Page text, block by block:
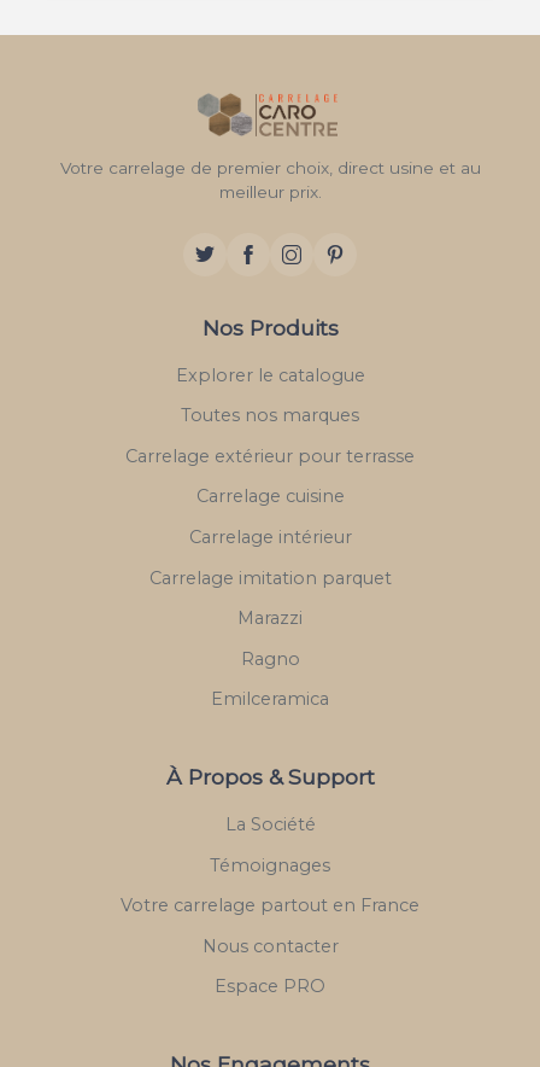
Votre carrelage de premier choix, direct usine et au
meilleur prix.
Nos Produits
Explorer le catalogue
Toutes nos marques
Carrelage extérieur pour terrasse
Carrelage cuisine
Carrelage intérieur
Carrelage imitation parquet
Marazzi
Ragno
Emilceramica
À Propos & Support
La Société
Témoignages
Votre carrelage partout en France
Nous contacter
Espace PRO